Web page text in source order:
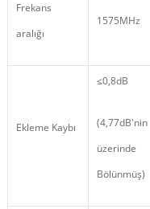
Frekans
aralığı
1575MHz
Ekleme Kaybı
≤0,8dB
(4,77dB'nin
üzerinde
Bölünmüş)